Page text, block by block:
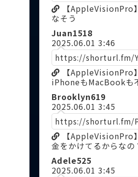
【AppleVisionPro
なそう
Juan1518
2025.06.01 3:46
https://shorturl.fm/
【AppleVisionPro
iPhoneもMacBookも
Brooklyn619
2025.06.01 3:45
https://shorturl.fm/
【AppleVisionPro
金をかけてるからなの
Adele525
2025.06.01 3:45